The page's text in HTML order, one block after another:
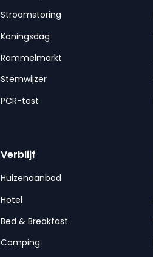
Stroomstoring
Koningsdag
Rommelmarkt
Stemwijzer
PCR-test
Verblijf
Huizenaanbod
Hotel
Bed & Breakfast
Camping